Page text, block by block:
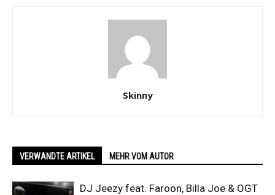
Skinny
VERWANDTE ARTIKEL MEHR VOM AUTOR
DJ Jeezy feat. Faroon, Billa Joe & OGT